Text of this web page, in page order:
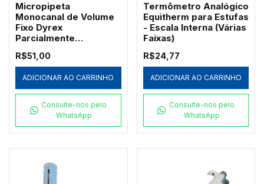
Micropipeta
Monocanal de Volume
Fixo Dyrex
Parcialmente
R$51,00
ADICIONAR AO CARRINHO
Consulte-nos pelo
WhatsApp
Termômetro Analógico
Equitherm para Estufas
- Escala Interna (Várias
Faixas)
R$24,77
ADICIONAR AO CARRINHO
Consulte-nos pelo
WhatsApp